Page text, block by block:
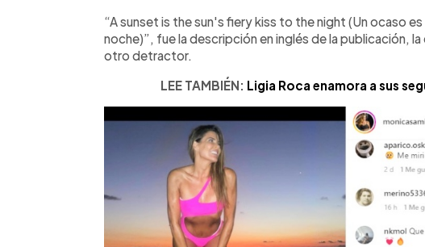
“A sunset is the sun's fiery kiss to the night (Un ocaso
noche)”, fue la descripción en inglés de la publicación,
otro detractor.
LEE TAMBIÉN: Ligia Roca enamora a sus